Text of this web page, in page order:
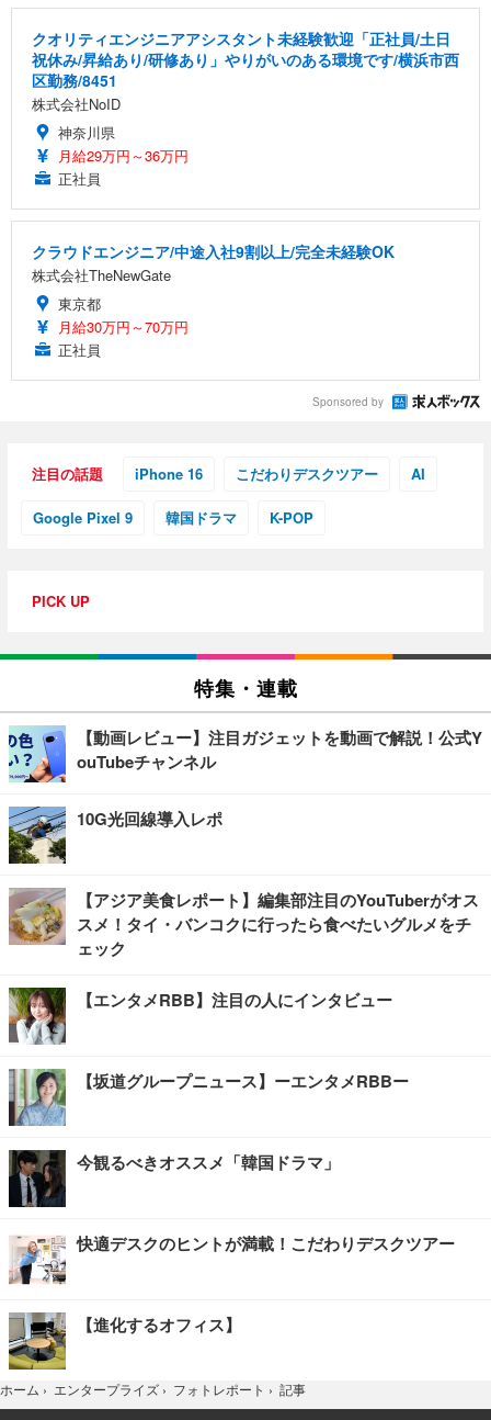
クオリティエンジニアアシスタント未経験歓迎「正社員/土日
祝休み/昇給あり/研修あり」やりがいのある環境です/横浜市西
区勤務/8451
株式会社NoID
神奈川県
月給29万円～36万円
正社員
クラウドエンジニア/中途入社9割以上/完全未経験OK
株式会社TheNewGate
東京都
月給30万円～70万円
正社員
Sponsored by
注目の話題 iPhone 16 こだわりデスクツアー AI
Google Pixel 9 韓国ドラマ K-POP
PICK UP
特集・連載
【動画レビュー】注目ガジェットを動画で解説！公式Y
ouTubeチャンネル
10G光回線導入レポ
【アジア美食レポート】編集部注目のYouTuberがオス
スメ！タイ・バンコクに行ったら食べたいグルメをチ
ェック
【エンタメRBB】注目の人にインタビュー
【坂道グループニュース】ーエンタメRBBー
今観るべきオススメ「韓国ドラマ」
快適デスクのヒントが満載！こだわりデスクツアー
【進化するオフィス】
ホーム › エンタープライズ › フォトレポート › 記事